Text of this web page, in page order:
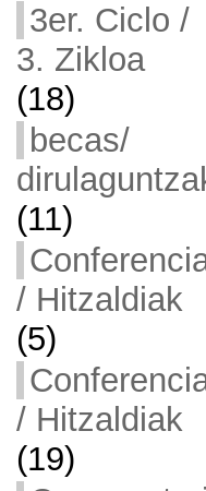
3er. Ciclo /
3. Zikloa
(18)
becas/
(11)
/ Hitzaldiak
(5)
/ Hitzaldiak
(19)